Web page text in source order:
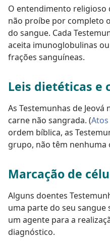
O entendimento religioso
não proíbe por completo
do sangue. Cada
aceita imunoglobulinas
frações sanguíneas.
Leis dietéticas e
As Testemunhas de
carne não sangrada. (Atos
ordem bíblica, as
grupo, não têm
Marcação de
Alguns doentes
uma parte do seu sangue
um agente para a
diagnóstico.